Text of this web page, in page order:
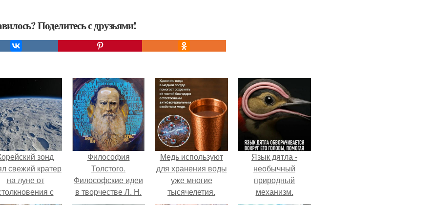
Поделитесь с друзьями!
зонд
свежий кратер
на луне от
с
Философия
Толстого.
Философские идеи
в творчестве Л. Н.
Медь используют
для хранения воды
уже многие
тысячелетия.
Язык дятла -
необычный
природный
механизм.